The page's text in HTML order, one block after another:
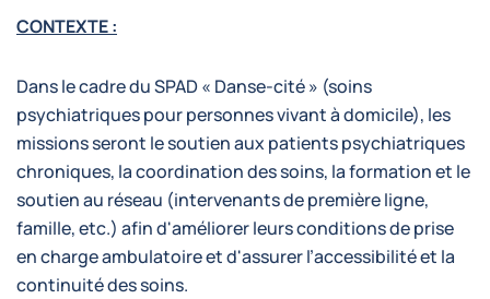
CONTEXTE :
Dans le cadre du SPAD « Danse-cité » (soins
psychiatriques pour personnes vivant à domicile), les
missions seront le soutien aux patients psychiatriques
chroniques, la coordination des soins, la formation et le
soutien au réseau (intervenants de première ligne,
famille, etc.) afin d'améliorer leurs conditions de prise
en charge ambulatoire et d'assurer l’accessibilité et la
continuité des soins.